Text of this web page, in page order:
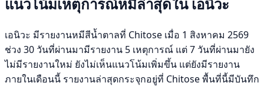
เอนิวะ มีรายงานหมีสีน้ำตาลที่ Chitose เมื่อ 1 สิงหาคม 2569
ช่วง 30 วันที่ผ่านมามีรายงาน 5 เหตุการณ์ แต่ 7 วันที่ผ่านมายัง
ไม่มีรายงานใหม่ ยังไม่เห็นแนวโน้มเพิ่มขึ้น แต่ยังมีรายงาน
ภายในเดือนนี้ รายงานล่าสุดกระจุกอยู่ที่ Chitose พื้นที่นี้มีบันทึก